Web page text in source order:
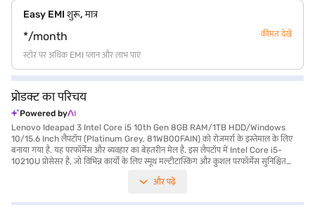
Easy EMI शुरू, मात्र
*/month कीमत देखें
स्टोर पर अधिक EMI प्लान और लाभ पाएं
प्रोडक्ट का परिचय
Powered by
Lenovo Ideapad 3 Intel Core i5 10th Gen 8GB RAM/1TB HDD/Windows
10/15.6 Inch लैपटॉप (Platinum Grey, 81WB00FAIN) को रोजमर्रा के इस्तेमाल के लिए
बनाया गया है. यह परफॉर्मेंस और व्यवहार का बेहतरीन मेल है. इस लैपटॉप में Intel Core i5-
10210U प्रोसेसर है, जो विभिन्न कार्यों के लिए स्मूथ मल्टीटास्किंग और कुशल परफॉर्मेंस सुनिश्चित
पर्याप्त स्टोरेज प्रदान करेगा. 15.6-inch स्क्रीन काम और मनोरंजन के लिए आरामदायक व्यूइंग
वज़न वाला, यह लाइटवेट लैपटॉप ले जाना आसान है, जिससे यह यात्रा के दौरान छात्रों और प्रोफेशनल के
और पढ़ें